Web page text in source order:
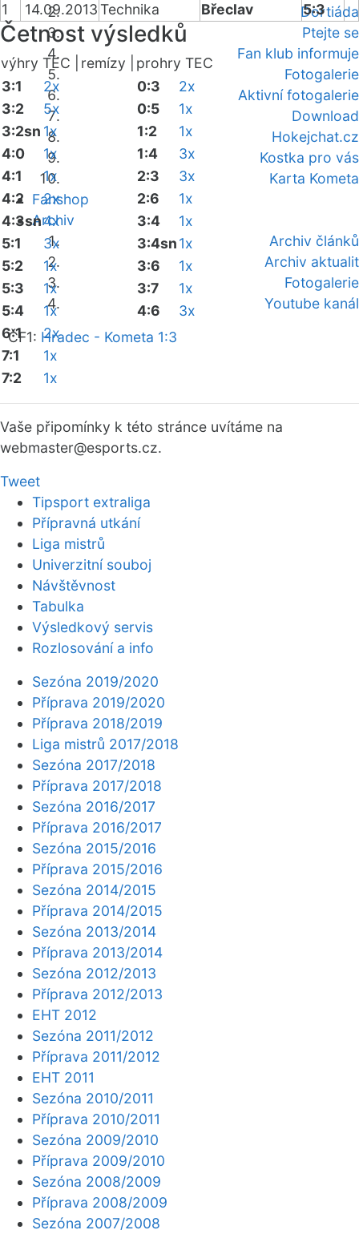
Dortiáda
Ptejte se
Fan klub informuje
Fotogalerie
Aktivní fotogalerie
Download
Hokejchat.cz
Kostka pro vás
Karta Kometa
Fanshop
Archiv
Archiv článků
Archiv aktualit
Fotogalerie
Youtube kanál
ČF1: Hradec - Kometa 1:3
1
14.09.2013Technika Břeclav 5:3
Četnost výsledků
výhry TEC | remízy |
prohry TEC
3:1
2x
3:2
5x
3:2sn 1x
4:0
1x
4:1
1x
4:2
2x
4:3sn4x
5:1
3x
5:2
1x
5:3
1x
5:4
1x
6:1
2x
7:1
1x
7:2
1x
0:3
2x
0:5
1x
1:2
1x
1:4
3x
2:3
3x
2:6
1x
3:4
1x
3:4sn1x
3:6
1x
3:7
1x
4:6
3x
Vaše připomínky k této stránce uvítáme na
webmaster@esports.cz.
Tweet
Tipsport extraliga
Přípravná utkání
Liga mistrů
Univerzitní souboj
Návštěvnost
Tabulka
Výsledkový servis
Rozlosování a info
Sezóna 2019/2020
Příprava 2019/2020
Příprava 2018/2019
Liga mistrů 2017/2018
Sezóna 2017/2018
Příprava 2017/2018
Sezóna 2016/2017
Příprava 2016/2017
Sezóna 2015/2016
Příprava 2015/2016
Sezóna 2014/2015
Příprava 2014/2015
Sezóna 2013/2014
Příprava 2013/2014
Sezóna 2012/2013
Příprava 2012/2013
EHT 2012
Sezóna 2011/2012
Příprava 2011/2012
EHT 2011
Sezóna 2010/2011
Příprava 2010/2011
Sezóna 2009/2010
Příprava 2009/2010
Sezóna 2008/2009
Příprava 2008/2009
Sezóna 2007/2008